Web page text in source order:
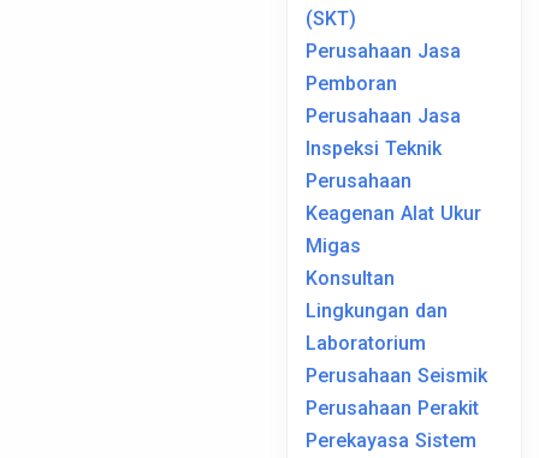
(SKT)
Perusahaan Jasa
Pemboran
Perusahaan Jasa
Inspeksi Teknik
Perusahaan
Keagenan Alat Ukur
Migas
Konsultan
Lingkungan dan
Laboratorium
Perusahaan Seismik
Perusahaan Perakit
Perekayasa Sistem